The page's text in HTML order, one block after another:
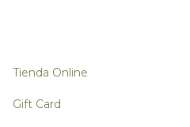
Tienda Online
Gift Card